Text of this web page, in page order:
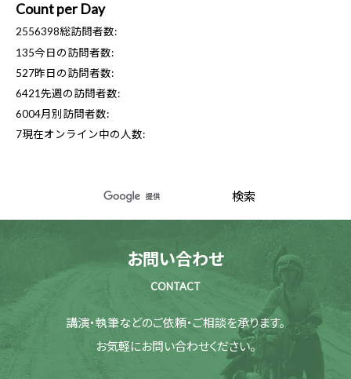
Count per Day
2556398総訪問者数:
135今日の訪問者数:
527昨日の訪問者数:
6421先週の訪問者数:
6004月別訪問者数:
7現在オンライン中の人数:
お問い合わせ
CONTACT
講演・執筆などのご依頼・ご相談を承ります。
お気軽にお問い合わせください。